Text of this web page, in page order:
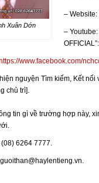
Xuân Dớn
–
–
OFFICIAL”:
https://www.facebook.com/
nguyện Tìm kiếm, Kết
chủ trì].
tin gì về trường hợp này,
6264 7777.
.